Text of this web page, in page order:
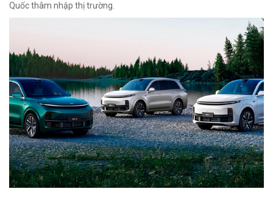
Quốc thâm nhập thị trường.